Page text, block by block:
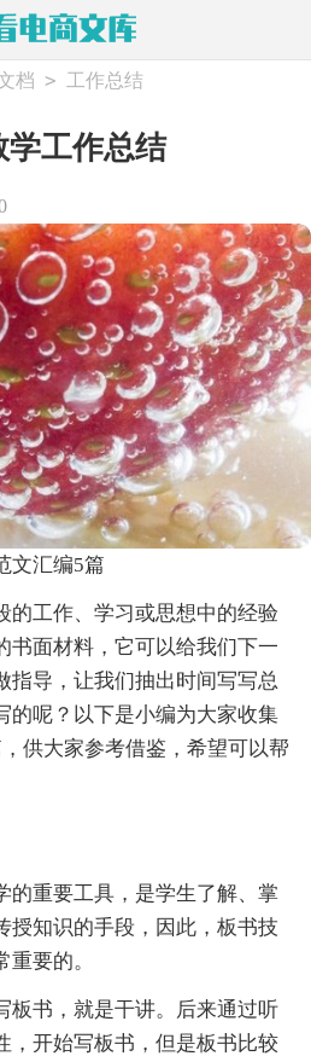
档 > 工作总结
学工作总结
文汇编5篇
的工作、学习或思想中的经验
书面材料，它可以给我们下一
指导，让我们抽出时间写写总
的呢？以下是小编为大家收集
供大家参考借鉴，希望可以帮
的重要工具，是学生了解、掌
授知识的手段，因此，板书技
要的。
板书，就是干讲。后来通过听
，开始写板书，但是板书比较